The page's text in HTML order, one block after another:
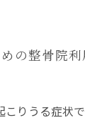
の整骨院
こりうる症状